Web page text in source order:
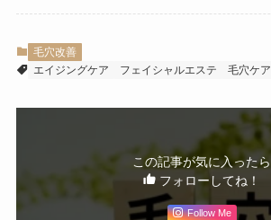
毛穴改善
エイジングケア
フェイシャルエステ 毛穴ケア
この記事が気に入ったら
フォローしてね！
Follow Me